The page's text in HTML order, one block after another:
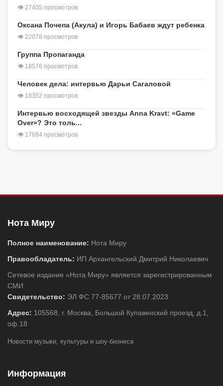
👁 27405 просмотров
Оксана Почепа (Акула) и Игорь Бабаев ждут ребенка
👁 22078 просмотров
Группа Пропаганда
👁 18576 просмотров
Человек дела: интервью Дарьи Сагаловой
👁 18352 просмотров
Интервью восходящей звезды Anna Kravt: «Game
Over»? Это толь...
👁 17684 просмотров
Нота Миру
Полное наименование: Нота Миру
Правообладатель: ИП Архангельский Дмитрий Николаевич
Сетевое издание «Нота Миру» является зарегистрированным
СМИ
Свидетельство: ЭЛ ФС 77-85677 от 28.07.2023
Адрес: 105568, г. Москва, Большой Купавенский проезд, д.1,
оф.18
Новости музыки, культуры и шоу-бизнеса
Информация